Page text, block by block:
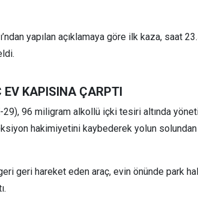
yapılan açıklamaya göre ilk kaza, saat
EV KAPISINA ÇARPTI
29), 96 miligram alkollü içki tesiri altında
hakimiyetini kaybederek yolun solundan
geri hareket eden araç, evin önünde park
teyit edildi, zanlı
İhbar üzerine
çalıştı